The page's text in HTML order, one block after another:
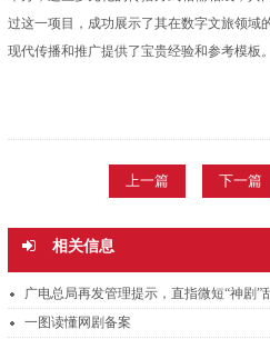
过这一项目，成功展示了其在数字文旅领域
现代传播和推广提供了宝贵经验和参考模板。
上一篇 下一篇
相关信息
广电总局再发管理提示，直指微短“神剧”
一图读懂网剧备案